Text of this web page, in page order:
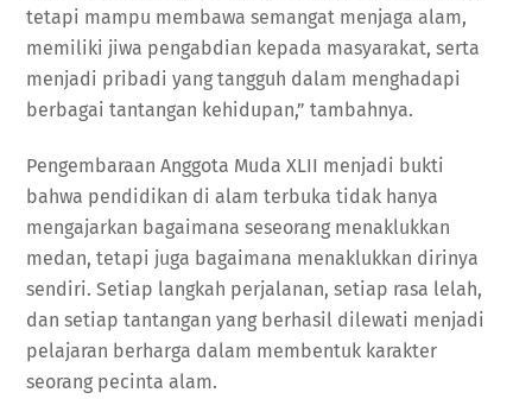
tetapi mampu membawa semangat menjaga alam,
memiliki jiwa pengabdian kepada masyarakat, serta
menjadi pribadi yang tangguh dalam menghadapi
berbagai tantangan kehidupan,” tambahnya.
Pengembaraan Anggota Muda XLII menjadi bukti
bahwa pendidikan di alam terbuka tidak hanya
mengajarkan bagaimana seseorang menaklukkan
medan, tetapi juga bagaimana menaklukkan dirinya
sendiri. Setiap langkah perjalanan, setiap rasa lelah,
dan setiap tantangan yang berhasil dilewati menjadi
pelajaran berharga dalam membentuk karakter
seorang pecinta alam.